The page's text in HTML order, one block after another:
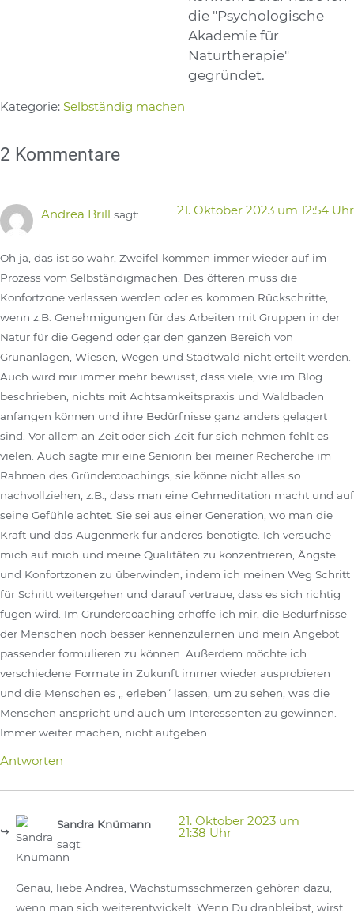
die "Psychologische
Akademie für
Naturtherapie"
gegründet.
Kategorie: Selbständig machen
2 Kommentare
Andrea Brill sagt: 21. Oktober 2023 um 12:54 Uhr
Oh ja, das ist so wahr, Zweifel kommen immer wieder auf im
Prozess vom Selbständigmachen. Des öfteren muss die
Konfortzone verlassen werden oder es kommen Rückschritte,
wenn z.B. Genehmigungen für das Arbeiten mit Gruppen in der
Natur für die Gegend oder gar den ganzen Bereich von
Grünanlagen, Wiesen, Wegen und Stadtwald nicht erteilt werden.
Auch wird mir immer mehr bewusst, dass viele, wie im Blog
beschrieben, nichts mit Achtsamkeitspraxis und Waldbaden
anfangen können und ihre Bedürfnisse ganz anders gelagert
sind. Vor allem an Zeit oder sich Zeit für sich nehmen fehlt es
vielen. Auch sagte mir eine Seniorin bei meiner Recherche im
Rahmen des Gründercoachings, sie könne nicht alles so
nachvollziehen, z.B., dass man eine Gehmeditation macht und auf
seine Gefühle achtet. Sie sei aus einer Generation, wo man die
Kraft und das Augenmerk für anderes benötigte. Ich versuche
mich auf mich und meine Qualitäten zu konzentrieren, Ängste
und Konfortzonen zu überwinden, indem ich meinen Weg Schritt
für Schritt weitergehen und darauf vertraue, dass es sich richtig
fügen wird. Im Gründercoaching erhoffe ich mir, die Bedürfnisse
der Menschen noch besser kennenzulernen und mein Angebot
passender formulieren zu können. Außerdem möchte ich
verschiedene Formate in Zukunft immer wieder ausprobieren
und die Menschen es ,, erleben“ lassen, um zu sehen, was die
Menschen anspricht und auch um Interessenten zu gewinnen.
Immer weiter machen, nicht aufgeben….
Antworten
Sandra Knümann
sagt:
21. Oktober 2023 um
21:38 Uhr
Genau, liebe Andrea, Wachstumsschmerzen gehören dazu,
wenn man sich weiterentwickelt. Wenn Du dranbleibst, wirst